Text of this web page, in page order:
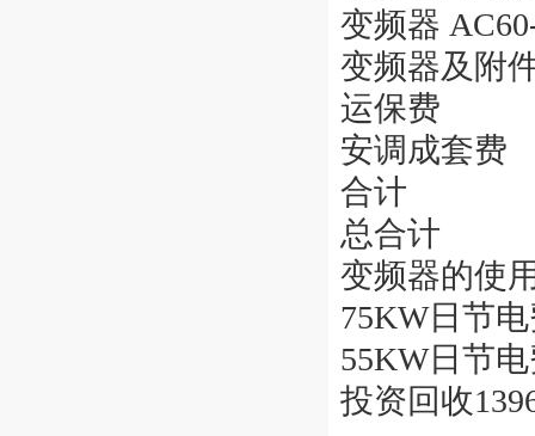
变频器
变频器及附
运保费
安调成套费
合计
总合计
变频器的使
75KW日节
55KW日节
投资回收